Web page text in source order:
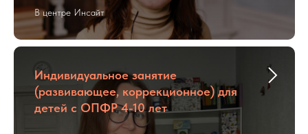
В центре Инсайт
Индивидуальное занятие
(развивающее, коррекционное) для
детей с ОПФР 4-10 лет